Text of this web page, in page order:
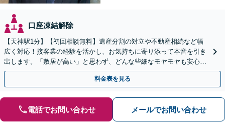
口座凍結解除
【天神駅1分】【初回相談無料】遺産分割の対立や不動産相続など幅
広く対応！接客業の経験を活かし、お気持ちに寄り添って本音を引き
出します。「敷居が高い」と思わず、どんな些細なモヤモヤも安心し
てお聞かせください【夜間・休日相談可】
料金表を見る
電話でお問い合わせ メールでお問い合わせ